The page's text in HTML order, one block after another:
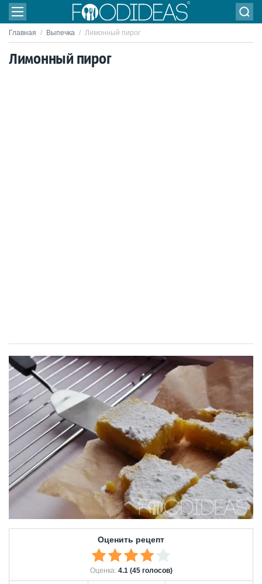
Главная / Выпечка / Лимонный пирог
Лимонный пирог
Оценить рецепт
Оценка: 4.1 (45 голосов)